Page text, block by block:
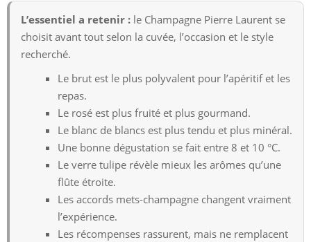
L’essentiel a retenir : le Champagne Pierre Laurent se
choisit avant tout selon la cuvée, l’occasion et le style
recherché.
Le brut est le plus polyvalent pour l’apéritif et les
repas.
Le rosé est plus fruité et plus gourmand.
Le blanc de blancs est plus tendu et plus minéral.
Une bonne dégustation se fait entre 8 et 10 °C.
Le verre tulipe révèle mieux les arômes qu’une
flûte étroite.
Les accords mets-champagne changent vraiment
l’expérience.
Les récompenses rassurent, mais ne remplacent